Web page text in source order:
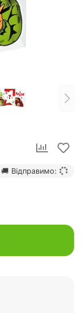
🚚 Відправимо: